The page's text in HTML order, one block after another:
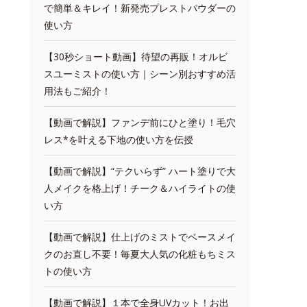
で簡単＆キレイ！新発売プレストパウダーの
使い方
【30秒ショート動画】待望の再販！オルビ
スユーミストの使い方｜シーン別おすすめ活
用法もご紹介！
【動画で解説】ファンデ前にひと塗り！毛穴
レス*を叶える下地の使い方を伝授
【動画で解説】“テクいらず” ハート塗りで大
人メイクを格上げ！チーク＆ハイライトの使
い方
【動画で解説】仕上げのミストでベースメイ
クのお直し不要！毎夏大人気の化粧もちミス
トの使い方
【動画で解説】１本で全身UVカット！お出